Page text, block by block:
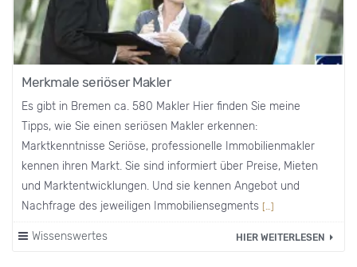
Merkmale seriöser Makler
Es gibt in Bremen ca. 580 Makler Hier finden Sie meine
Tipps, wie Sie einen seriösen Makler erkennen:
Marktkenntnisse Seriöse, professionelle Immobilienmakler
kennen ihren Markt. Sie sind informiert über Preise, Mieten
und Marktentwicklungen. Und sie kennen Angebot und
Nachfrage des jeweiligen Immobiliensegments […]
Wissenswertes HIER WEITERLESEN